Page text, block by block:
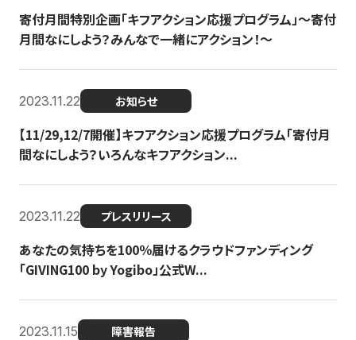
寄付月間特別企画「キフアクション応援プログラム」〜寄付
月間なにしよう？みんなで一緒にアクション！〜
2023.11.22 お知らせ
【11/29,12/7開催】キフアクション応援プログラム「寄付月
間なにしよう？いろんなキフアクション...
2023.11.22 プレスリリース
あなたの気持ちを100％届けるクラウドファンディング
「GIVING100 by Yogibo」公式W...
2023.11.15 障害報告